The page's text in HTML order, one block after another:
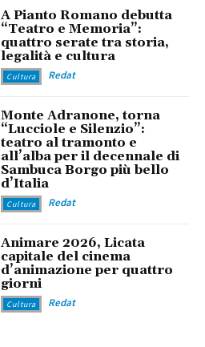
A Pianto Romano debutta
“Teatro e Memoria”:
quattro serate tra storia,
legalità e cultura
Cultura Redat
Monte Adranone, torna
“Lucciole e Silenzio”:
teatro al tramonto e
all’alba per il decennale di
Sambuca Borgo più bello
d’Italia
Cultura Redat
Animare 2026, Licata
capitale del cinema
d’animazione per quattro
giorni
Cultura Redat